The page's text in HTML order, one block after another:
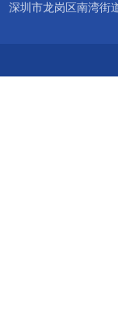
深圳市龙岗区南湾街